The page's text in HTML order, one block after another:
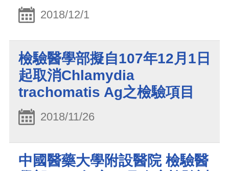
2018/12/1
檢驗醫學部擬自107年12月1日
起取消Chlamydia
trachomatis Ag之檢驗項目
2018/11/26
中國醫藥大學附設醫院 檢驗醫